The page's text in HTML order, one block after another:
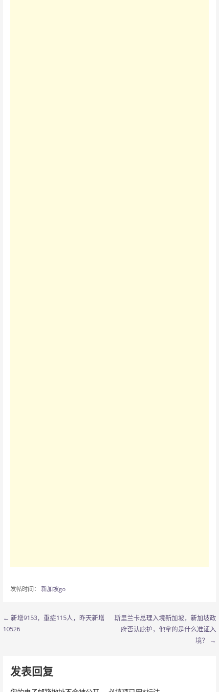
发帖时间： 新加坡go
文
航
← 新增9153，重症115人，昨天新增
10526
斯里兰卡总理入境新加坡，新加坡政
府否认庇护，他拿的是什么准证入
境？ →
发表回复